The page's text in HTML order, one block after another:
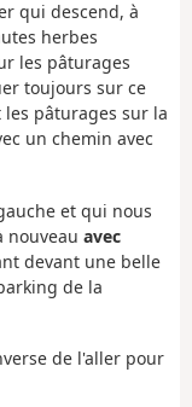
qui descend, à
herbes
les pâturages
toujours sur ce
pâturages sur la
un chemin avec
et qui nous
nouveau avec
devant une belle
de la
de l'aller pour